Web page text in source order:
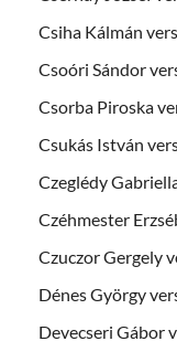
Csiha Kálmán
Csoóri Sándor
Csorba Piroska
Csukás István
Czeglédy
Czéhmester
Czuczor Gergely
Dénes György
Devecseri Gábor